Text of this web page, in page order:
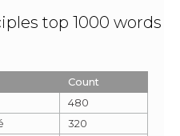
top 1000 words
Count
480
320